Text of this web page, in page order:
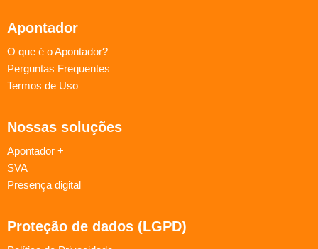
Apontador
O que é o Apontador?
Perguntas Frequentes
Termos de Uso
Nossas soluções
Apontador +
SVA
Presença digital
Proteção de dados (LGPD)